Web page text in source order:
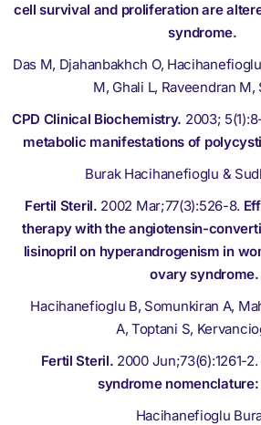
cell survival and proliferation are
syndrome.
Das M, Djahanbakhch O,
M, Ghali L, Raveendran M,
CPD Clinical Biochemistry. 2003;
metabolic manifestations of
Burak Hacihanefioglu &
Fertil Steril. 2002 Mar;77(3):526-8.
therapy with the angiotensin-
lisinopril on hyperandrogenism in
ovary syndrome.
Hacihanefioglu B, Somunkiran A,
A, Toptani S,
Fertil Steril. 2000 Jun;73(6):1261-2.
syndrome nomenclature:
Hacihanefioglu